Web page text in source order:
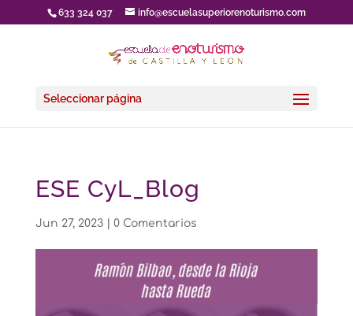
633 324 037 info@escuelasuperiorenoturismo.com
Seleccionar página
ESE CyL_Blog
Jun 27, 2023| 0 Comentarios